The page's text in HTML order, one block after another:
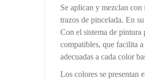
Se aplican y mezclan
trazos de pincelada. En
Con el sistema de pintura
compatibles, que facilita
adecuadas a cada color
Los colores se presentan